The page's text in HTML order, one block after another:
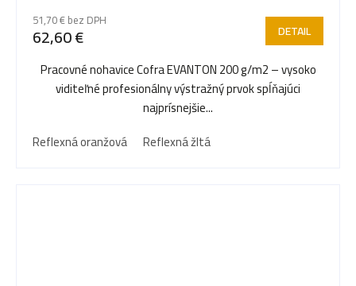
51,70 € bez DPH
62,60 € DETAIL
Pracovné nohavice Cofra EVANTON 200 g/m2 – vysoko
viditeľné profesionálny výstražný prvok spĺňajúci
najprísnejšie...
Reflexná oranžová
Reflexná žltá